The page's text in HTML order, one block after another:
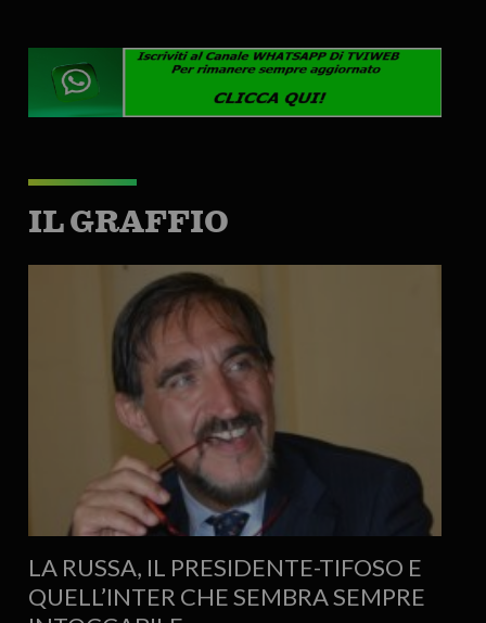
IL GRAFFIO
LA RUSSA, IL PRESIDENTE-TIFOSO E
QUELL’INTER CHE SEMBRA SEMPRE